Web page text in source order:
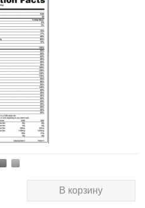
В корзину